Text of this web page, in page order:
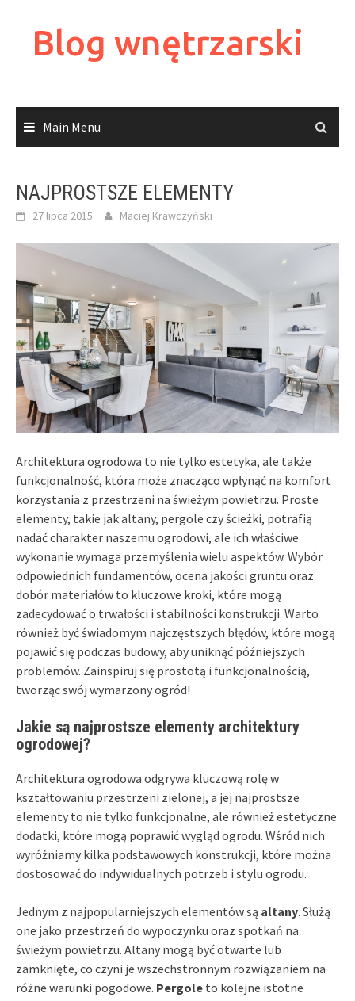
contentBlog wnętrzarski
Main Menu
NAJPROSTSZE ELEMENTY
27 lipca 2015 Maciej Krawczyński
Architektura ogrodowa to nie tylko estetyka, ale także
funkcjonalność, która może znacząco wpłynąć na komfort
korzystania z przestrzeni na świeżym powietrzu. Proste
elementy, takie jak altany, pergole czy ścieżki, potrafią
nadać charakter naszemu ogrodowi, ale ich właściwe
wykonanie wymaga przemyślenia wielu aspektów. Wybór
odpowiednich fundamentów, ocena jakości gruntu oraz
dobór materiałów to kluczowe kroki, które mogą
zadecydować o trwałości i stabilności konstrukcji. Warto
również być świadomym najczęstszych błędów, które mogą
pojawić się podczas budowy, aby uniknąć późniejszych
problemów. Zainspiruj się prostotą i funkcjonalnością,
tworząc swój wymarzony ogród!
Jakie są najprostsze elementy architektury
ogrodowej?
Architektura ogrodowa odgrywa kluczową rolę w
kształtowaniu przestrzeni zielonej, a jej najprostsze
elementy to nie tylko funkcjonalne, ale również estetyczne
dodatki, które mogą poprawić wygląd ogrodu. Wśród nich
wyróżniamy kilka podstawowych konstrukcji, które można
dostosować do indywidualnych potrzeb i stylu ogrodu.
Jednym z najpopularniejszych elementów są altany. Służą
one jako przestrzeń do wypoczynku oraz spotkań na
świeżym powietrzu. Altany mogą być otwarte lub
zamknięte, co czyni je wszechstronnym rozwiązaniem na
różne warunki pogodowe. Pergole to kolejne istotne